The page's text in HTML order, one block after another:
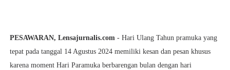
PESAWARAN, Lensajurnalis.com- Hari Ulang Tahun pramuka yang
tepat pada tanggal 14 Agustus 2024 memiliki kesan dan pesan khusus
karena moment Hari Paramuka berbarengan bulan dengan hari